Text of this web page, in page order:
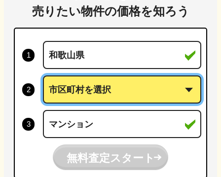
売りたい物件の価格を知ろう
無料査定スタート